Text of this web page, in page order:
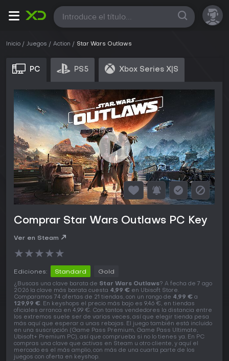
Todas
Inicio Juegos Action Star Wars Outlaws
PC PS5 Xbox Series X|S
Comprar Star Wars Outlaws PC Key
Ver en Steam
★★★★★
Ediciones: Standard Gold
¿Buscas una clave barata de Star Wars Outlaws? A fecha de 7 ago
2026 la clave más barata cuesta 4,99 € en Ubisoft Store.
Comparamos 74 ofertas de 21 tiendas, con un rango de 4,99 € a
129,99 €. En keyshops el precio más bajo es 9,46 €, en tiendas
oficiales arranca en 4,99 €. Con tantos vendedores la distancia entre
los extremos suele ser de varias veces, así que elegir tienda pesa
más aquí que esperar a unas rebajas. El juego también está incluido
en una suscripción (Game Pass Premium, Game Pass Ultimate,
Ubisoft+ Premium PC), así que comprueba si no lo tienes ya. En PC
compras una clave que activas en Steam u otro cliente, y aquí el
mercado es el más amplio, con más de una cuarta parte de los
juegos con oferta en keyshop.